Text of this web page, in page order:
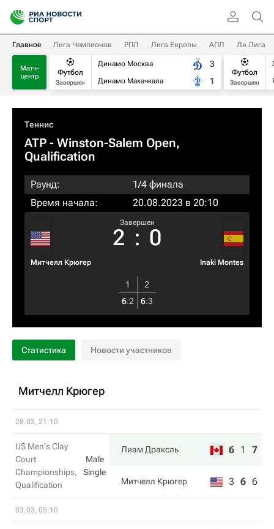
Главное Лига Чемпионов РПЛ Лига Европы АПЛ Ла Лига
Матч-
центр
Футбол
Завершен
Динамо Москва
Динамо Махачкала
3
1
Футбол
Завершен
Теннис
ATP - Winston-Salem Open,
Qualification
Раунд:
1/4 финала
Время начала:
20.08.2023 в 20:10
Митчелл Крюгер
Завершен
2 : 0
Inaki Montes
1
2
6:2 6:3
Статистика Новости участников
Митчелл Крюгер
28.03, 21:10
US Men's Clay
Court
Championships,
Qualification
Male
Single
Лиам Драксль 6 1 7
Митчелл Крюгер 3 6 6
03.03, 05:10